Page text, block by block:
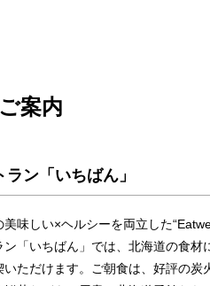
案内
ン「いちばん」
味しい×ヘルシーを両立した
「いちばん」では、北海道の食材
ただけます。ご朝食は、好評の炭